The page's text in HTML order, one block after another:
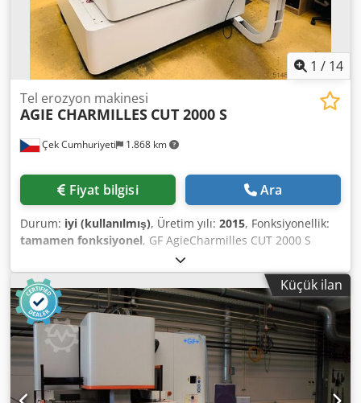
1 / 14
Çek Cumhuriyeti 1.868 km
Tel erozyon makinesi
AGIE CHARMILLES CUT 2000 S
Fiyat bilgisi Ara
Durum: iyi (kullanılmış), Üretim yılı: 2015, Fonksiyonellik:
tamamen fonksiyonel, GF AgieCharmilles CUT 2000 S
Drátová EDM elektroerozivní řezačka – Rok výroby 2015 –
EROWA upínací balíček Vysoce přesná CNC drátová
elektroerozivní řezačka (Wire EDM) od společnosti GF
AgieCharmilles, ve velmi dobrém technickém stavu.
Výrobce: GF AgieCharmilles Model: CUT 2000 S Rok výroby:
2015 Pojezdy: Osa X: 350 mm Osa Y: 250 mm Osa Z: 256
mm Maximální rozměry obrobku: 750 × 550 × 250 mm
Maximální hmotnost obrobku: 400 kg Provozní hodiny:
Celkový čas v provozu: 73 182 h Erodační čas: 16 508 h
Küçük ilan